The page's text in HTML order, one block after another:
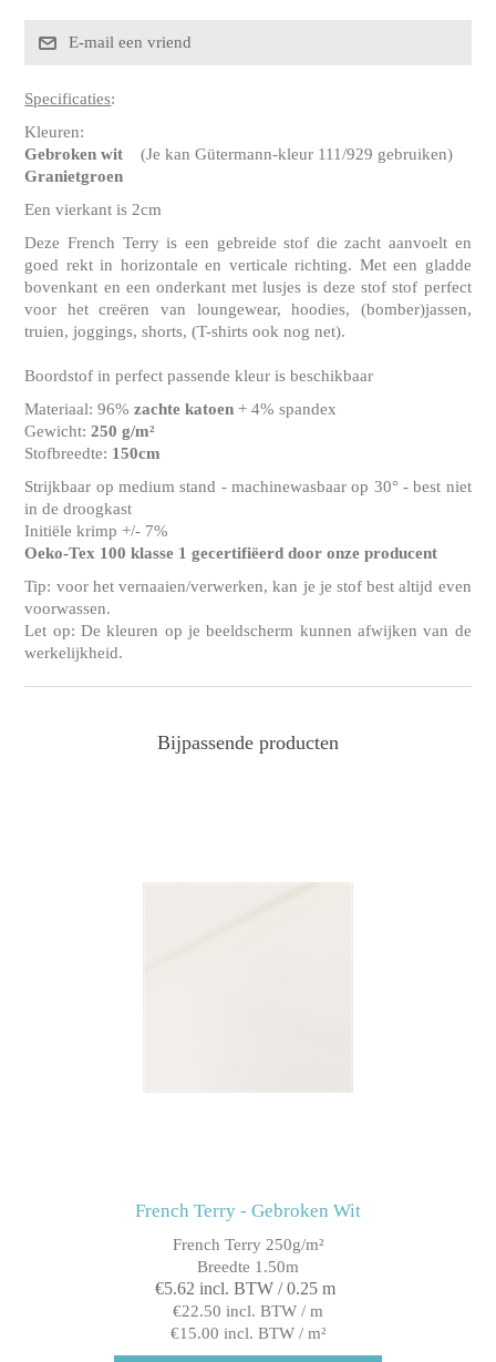
Specificaties:
Kleuren:
Gebroken wit (Je kan Gütermann-kleur 111/929 gebruiken)
Granietgroen
Een vierkant is 2cm
Deze French Terry is een gebreide stof die zacht aanvoelt en
goed rekt in horizontale en verticale richting. Met een gladde
bovenkant en een onderkant met lusjes is deze stof stof perfect
voor het creëren van loungewear, hoodies, (bomber)jassen,
truien, joggings, shorts, (T-shirts ook nog net).
Boordstof in perfect passende kleur is beschikbaar
Materiaal: 96%zachte katoen + 4% spandex
Gewicht:250 g/m²
Stofbreedte: 150cm
Strijkbaar op medium stand - machinewasbaar op 30° - best niet
in de droogkast
Initiële krimp +/- 7%
Oeko-Tex 100 klasse 1 gecertifiëerd door onze producent
Tip: voor het vernaaien/verwerken, kan je je stof best altijd even
voorwassen.
Let op: De kleuren op je beeldscherm kunnen afwijken van de
werkelijkheid.
Bijpassende producten
French Terry - Gebroken Wit
French Terry 250g/m²
Breedte 1.50m
€5.62 incl. BTW / 0.25 m
€22.50 incl. BTW / m
€15.00 incl. BTW / m²